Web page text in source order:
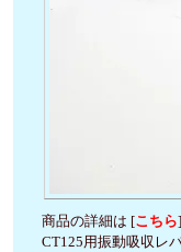
商品の詳細は [こちら]
CT125用振動吸収レ